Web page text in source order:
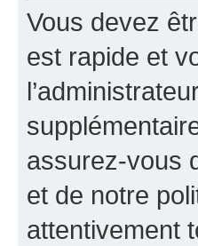
Vous devez
est rapide et
assurez-vous
et de notre
attentivement